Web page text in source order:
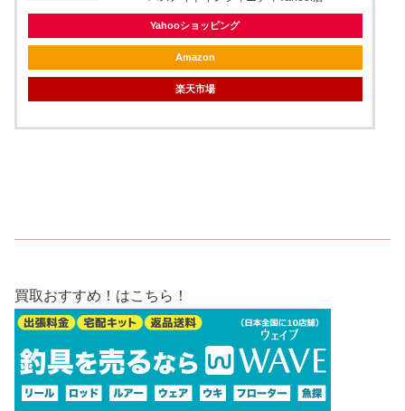
Yahooショッピング
Amazon
楽天市場
買取おすすめ！はこちら！